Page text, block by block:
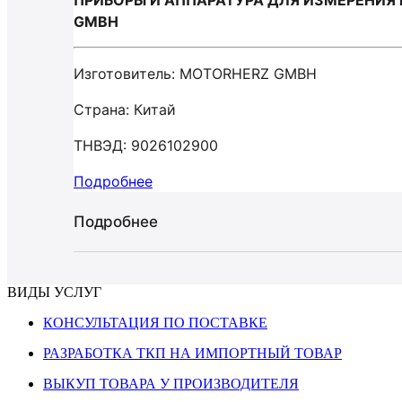
GMBH
Изготовитель: MOTORHERZ GMBH
Страна: Китай
ТНВЭД: 9026102900
Подробнее
Подробнее
ВИДЫ УСЛУГ
КОНСУЛЬТАЦИЯ ПО ПОСТАВКЕ
РАЗРАБОТКА ТКП НА ИМПОРТНЫЙ ТОВАР
ВЫКУП ТОВАРА У ПРОИЗВОДИТЕЛЯ